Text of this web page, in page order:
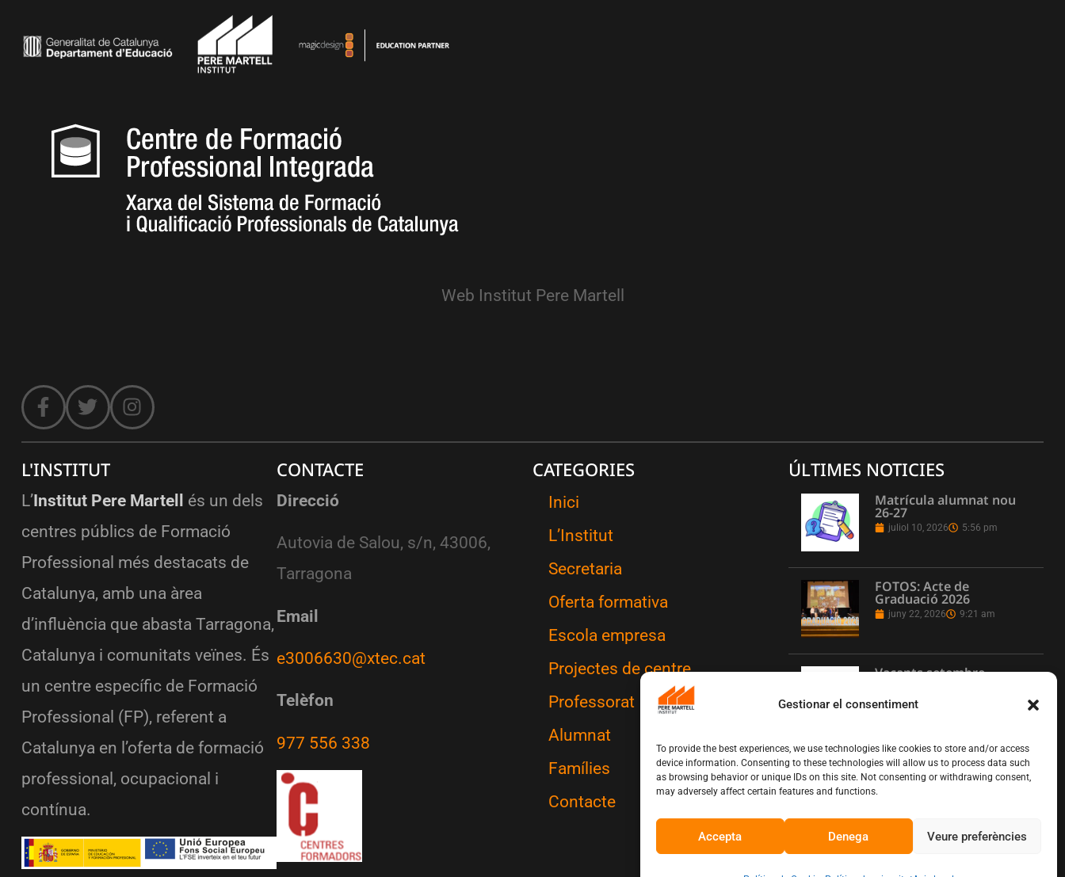
Gestionar el consentiment
To provide the best experiences, we use technologies like cookies to store and/or access
device information. Consenting to these technologies will allow us to process data such
as browsing behavior or unique IDs on this site. Not consenting or withdrawing consent,
may adversely affect certain features and functions.
Accepta Denega Veure preferències
Web Institut Pere Martell
L'INSTITUT
L’Institut Pere Martell
és un dels
centres públics de Formació
Professional més destacats de
Catalunya, amb una àrea
d’influència que abasta Tarragona,
Catalunya i comunitats veïnes. És
un centre específic de Formació
Professional (FP), referent a
Catalunya en l’oferta de formació
professional, ocupacional i
contínua.
CONTACTE
Direcció
Autovia de Salou, s/n, 43006,
Tarragona
Email
e3006630@xtec.cat
Telèfon
977 556 338
CATEGORIES
Inici
L’Institut
Secretaria
Oferta formativa
Escola empresa
Projectes de centre
Professorat
Alumnat
Famílies
Contacte
ÚLTIMES NOTICIES
Matrícula alumnat nou
26-27
juliol 10, 2026 5:56 pm
FOTOS: Acte de
Graduació 2026
juny 22, 2026 9:21 am
Vacants setembre
L’Institut Pere Martell
executa un projecte de
realització multicàmera
en remot